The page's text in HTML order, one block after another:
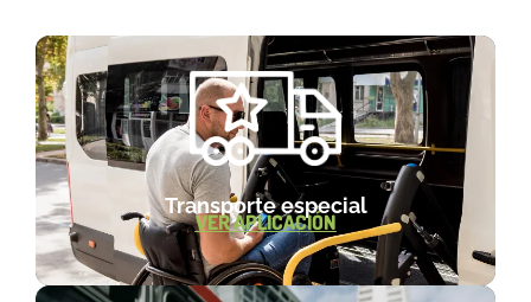
Transporte especial
VER APLICACIÓN